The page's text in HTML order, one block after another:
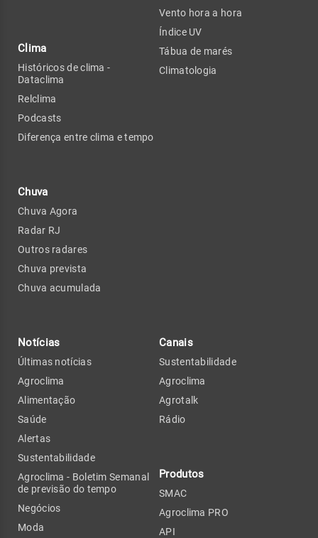
Clima
Históricos de clima -
Dataclima
Relclima
Podcasts
Diferença entre clima e tempo
Chuva
Chuva Agora
Radar RJ
Outros radares
Chuva prevista
Chuva acumulada
Vento hora a hora
Índice UV
Tábua de marés
Climatologia
Notícias
Últimas notícias
Agroclima
Alimentação
Saúde
Alertas
Sustentabilidade
Agroclima - Boletim Semanal
de previsão do tempo
Negócios
Moda
Canais
Sustentabilidade
Agroclima
Agrotalk
Rádio
Produtos
SMAC
Agroclima PRO
API